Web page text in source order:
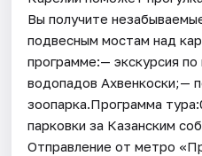
Вы получите
подвесным мостам над
программе:— экскурсия
водопадов Ахвенкоски;—
зоопарка.Программа
парковки за Казанским
Отправление от метро